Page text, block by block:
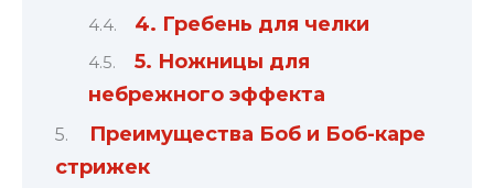
4. Гребень для челки
5. Ножницы для
небрежного эффекта
Преимущества Боб и Боб-каре
стрижек